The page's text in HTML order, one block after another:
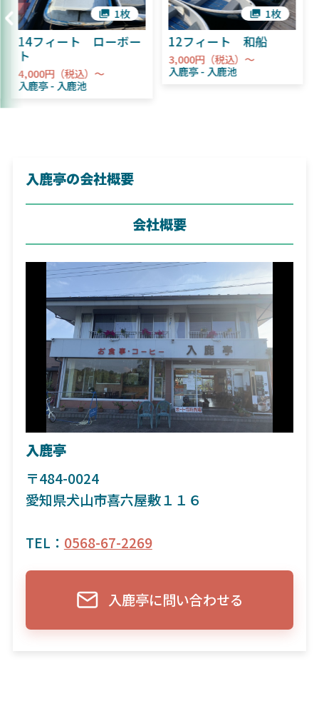
14フィート ローボー
ト
4,000円（税込）～
入鹿亭
入鹿池
1枚
12フィート 和船
3,000円（税込）～
入鹿亭
入鹿池
1枚
入鹿亭の会社概要
会社概要
入鹿亭
〒484-0024
愛知県犬山市喜六屋敷１１６
TEL： 0568-67-2269
入鹿亭に問い合わせる